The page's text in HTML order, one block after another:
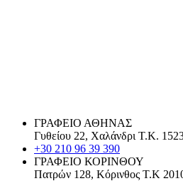
ΓΡΑΦΕΙΟ ΑΘΗΝΑΣ
Γυθείου 22, Χαλάνδρι Τ.Κ.
+30 210 96 39 390
ΓΡΑΦΕΙΟ ΚΟΡΙΝΘΟΥ
Πατρών 128, Κόρινθος Τ.Κ